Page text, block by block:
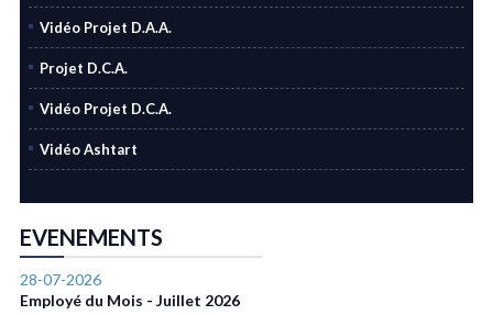
Vidéo Projet D.A.A.
Projet D.C.A.
Vidéo Projet D.C.A.
Vidéo Ashtart
EVENEMENTS
28-07-2026
Employé du Mois - Juillet 2026